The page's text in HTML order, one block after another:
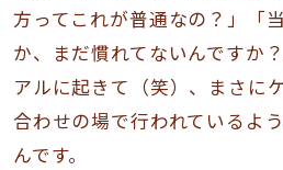
方ってこれが普通なの？」「
か、まだ慣れてないんですか
アルに起きて（笑）、まさに
合わせの場で行われているよ
んです。